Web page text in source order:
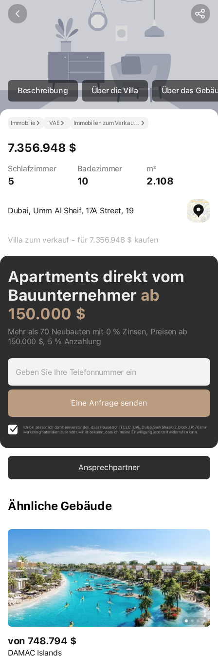
Beschreibung Über die Villa Über das
Immobilien zum Verkauf in den VAE
VAE
Immobilie
7.356.948 $
Schlafzimmer
5
Badezimmer
10
m²
2.108
Dubai, Umm Al Sheif, 17A Street, 19
Villa zum verkauf - für 7.356.948 $ kaufen
Apartments direkt vom
Bauunternehmer ab
150.000 $
Mehr als 70 Neubauten mit 0 % Zinsen, Preisen ab
150.000 $, 5 % Anzahlung
Geben Sie Ihre Telefonnummer ein
Eine Anfrage senden
Ich bin persönlich damit einverstanden, dass Housearch IT LLC (UAE, Dubai, Saih Shuaib 2, block J P176) mir
Marketingmaterialien zusendet. Mir ist bekannt, dass ich meine Einwilligung jederzeit widerrufen kann.
Ansprechpartner
Ähnliche Gebäude
von 748.794 $
DAMAC Islands